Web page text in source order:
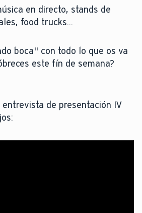
en directo, stands de
food trucks...
boca" con todo lo que os va
este fín de semana?
de presentación IV